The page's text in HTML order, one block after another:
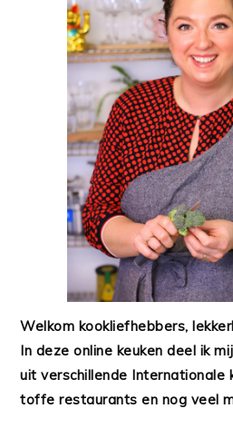
Welkom kookliefhebbers,
In deze online keuken deel ik
uit verschillende Internationale
toffe restaurants en nog veel